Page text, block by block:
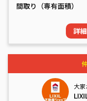
間取り（専有面積）
詳
大家